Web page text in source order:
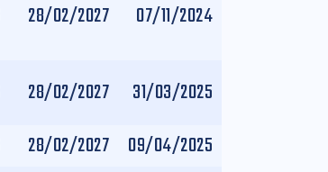
28/02/2027 07/11/2024
28/02/2027
31/03/2025
28/02/2027
09/04/2025